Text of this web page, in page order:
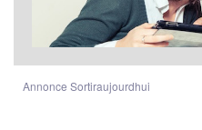
Annonce Sortiraujourdhui